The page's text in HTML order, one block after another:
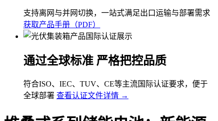
支持离网与并网切换，一站式满足出口运输与部署需求
获取产品手册（PDF）
通过全球标准 严格把控品质
符合ISO、IEC、TUV、CE等主流国际认证要求，便于
全球部署 查看认证文件详情 →